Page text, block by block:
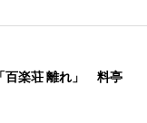
百楽荘 離れ」 料亭